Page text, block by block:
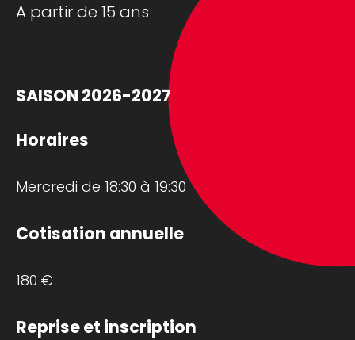
A partir de 15 ans
SAISON 2026-2027
Horaires
Mercredi de 18:30 à 19:30
Cotisation annuelle
180 €
Reprise et inscription